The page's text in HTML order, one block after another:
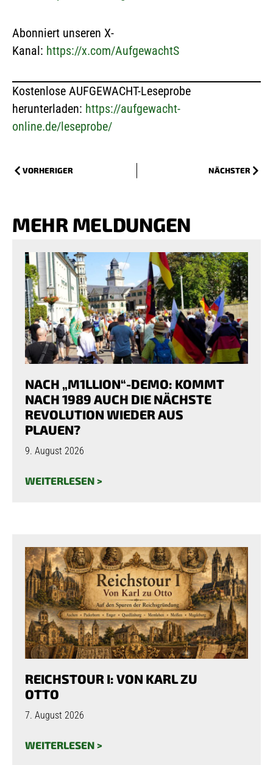
Abonniert unseren X-
Kanal: https://x.com/AufgewachtS
Kostenlose AUFGEWACHT-Leseprobe
herunterladen: https://aufgewacht-
online.de/leseprobe/
VORHERIGER NÄCHSTER
MEHR MELDUNGEN
NACH „M1LLION“-DEMO: KOMMT
NACH 1989 AUCH DIE NÄCHSTE
REVOLUTION WIEDER AUS
PLAUEN?
9. August 2026
WEITERLESEN >
REICHSTOUR I: VON KARL ZU
OTTO
7. August 2026
WEITERLESEN >